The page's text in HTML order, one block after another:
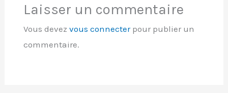
Laisser un commentaire
Vous devez vous connecterpour publier un
commentaire.